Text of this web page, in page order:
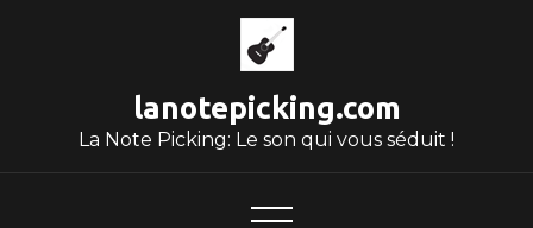
lanotepicking.com
La Note Picking: Le son qui vous séduit !